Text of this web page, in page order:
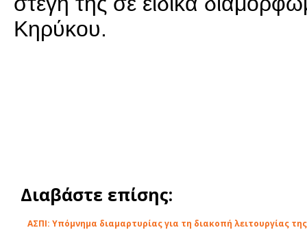
Κηρύκου.
Διαβάστε επίσης:
ΑΣΠΙ: Υπόμνημα διαμαρτυρίας για τη διακοπή λειτουργίας